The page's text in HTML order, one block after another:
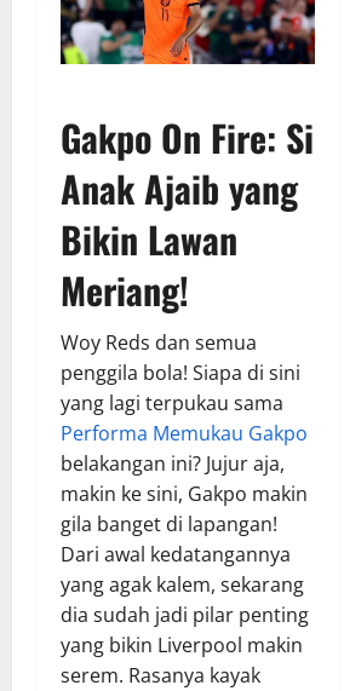
Gakpo On Fire: Si
Anak Ajaib yang
Bikin Lawan
Meriang!
Woy Reds dan semua
penggila bola! Siapa di sini
yang lagi terpukau sama
Performa Memukau Gakpo
belakangan ini? Jujur aja,
makin ke sini, Gakpo makin
gila banget di lapangan!
Dari awal kedatangannya
yang agak kalem, sekarang
dia sudah jadi pilar penting
yang bikin Liverpool makin
serem. Rasanya kayak